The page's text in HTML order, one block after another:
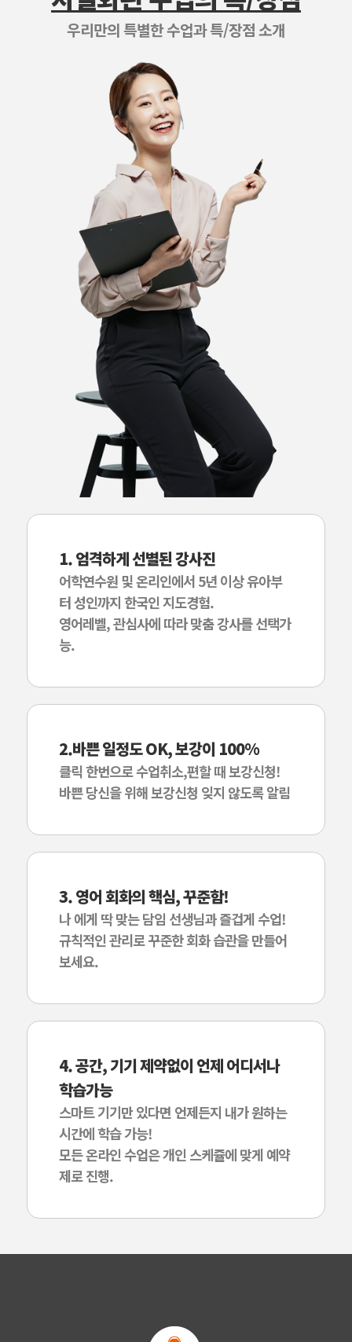
우리만의 특별한 수업과 특/장점 소개
1. 엄격하게 선별된 강사진
어학연수원 및 온리인에서 5년 이상 유아부
터 성인까지 한국인 지도경험.
영어레벨, 관심사에 따라 맞춤 강사를 선택가
능.
2.바쁜 일정도 OK, 보강이 100%
클릭 한번으로 수업취소,편할 때 보강신청!
바쁜 당신을 위해 보강신청 잊지 않도록 알림
3. 영어 회화의 핵심, 꾸준함!
나 에게 딱 맞는 담임 선생님과 즐겁게 수업!
규칙적인 관리로 꾸준한 회화 습관을 만들어
보세요.
4. 공간, 기기 제약없이 언제 어디서나
학습가능
스마트 기기만 있다면 언제든지 내가 원하는
시간에 학습 가능!
모든 온라인 수업은 개인 스케쥴에 맞게 예약
제로 진행.